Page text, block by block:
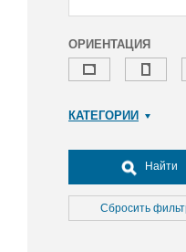
ОРИЕНТАЦИЯ
КАТЕГОРИИ
Досуг, туризм и
Культура
Медицина
Найти
Сбросить